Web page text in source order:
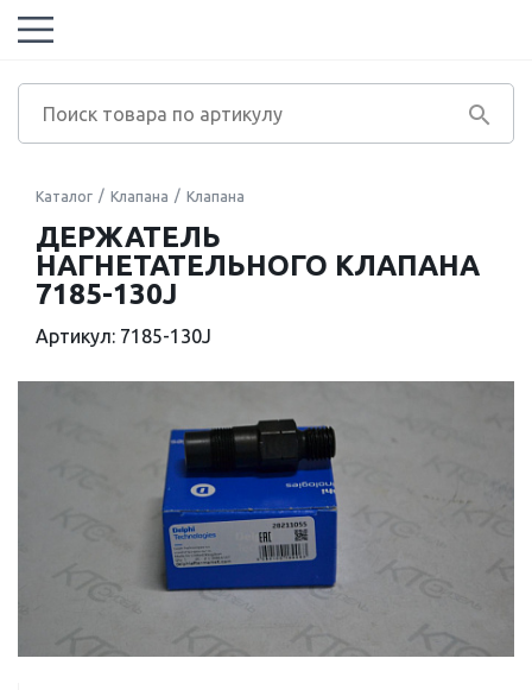
Каталог Клапана Клапана
ДЕРЖАТЕЛЬ
НАГНЕТАТЕЛЬНОГО КЛАПАНА
7185-130J
Артикул: 7185-130J